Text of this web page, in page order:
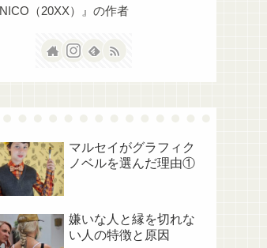
（20XX）』の作者
マルセイがグラフィク
ノベルを選んだ理由①
嫌いな人と縁を切れな
い人の特徴と原因